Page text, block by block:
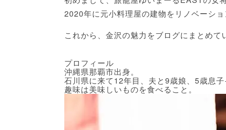
2020年に元小料理屋の建物をリノベーシ
これから、金沢の魅力をブログにまとめ
プロフィール
沖縄県那覇市出身。
石川県に来て12年目、夫と9歳娘、5歳息子
趣味は美味しいものを食べること。